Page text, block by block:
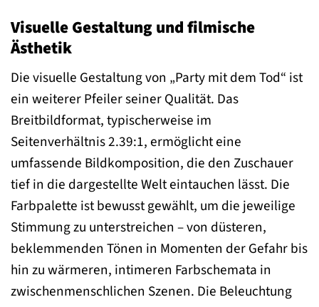
Visuelle Gestaltung und filmische
Ästhetik
Die visuelle Gestaltung von „Party mit dem Tod“ ist
ein weiterer Pfeiler seiner Qualität. Das
Breitbildformat, typischerweise im
Seitenverhältnis 2.39:1, ermöglicht eine
umfassende Bildkomposition, die den Zuschauer
tief in die dargestellte Welt eintauchen lässt. Die
Farbpalette ist bewusst gewählt, um die jeweilige
Stimmung zu unterstreichen – von düsteren,
beklemmenden Tönen in Momenten der Gefahr bis
hin zu wärmeren, intimeren Farbschemata in
zwischenmenschlichen Szenen. Die Beleuchtung